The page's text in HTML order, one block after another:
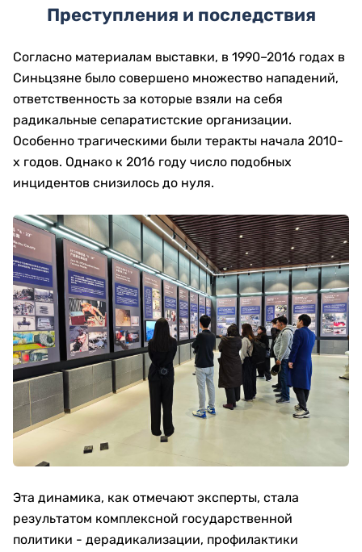
Преступления и последствия
Согласно материалам выставки, в 1990–2016 годах в
Синьцзяне было совершено множество нападений,
ответственность за которые взяли на себя
радикальные сепаратистские организации.
Особенно трагическими были теракты начала 2010-
х годов. Однако к 2016 году число подобных
инцидентов снизилось до нуля.
Эта динамика, как отмечают эксперты, стала
результатом комплексной государственной
политики - дерадикализации, профилактики